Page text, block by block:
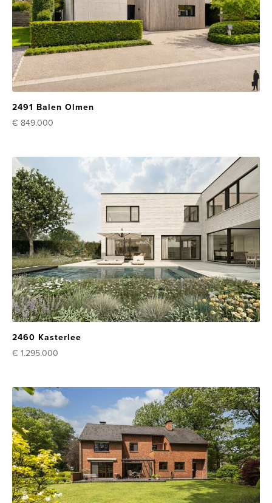
2491 Balen Olmen
€ 849.000
2460 Kasterlee
€ 1.295.000